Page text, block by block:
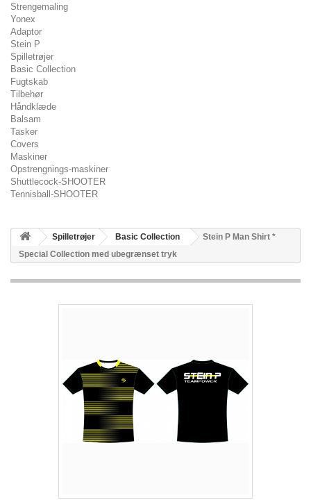
Strengemaling
Yonex
Adaptor
Stein P
Spilletrøjer
Basic Collection
Fugtskab
Tilbehør
Håndklæde
Balsam
Tasker
Covers
Maskiner
Opstrengnings-maskiner
Shuttlecock-SHOOTER
Tennisball-SHOOTER
Spilletrøjer Basic Collection
Stein P Man Shirt *
Special Collection med ubegrænset tryk